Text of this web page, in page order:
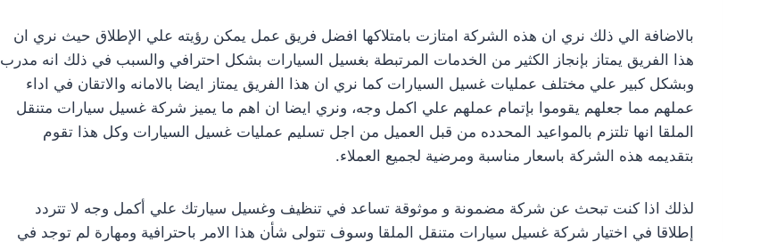
بالاضافة الي ذلك نري ان هذه الشركة امتازت بامتلاكها افضل فريق عمل يمكن رؤيته علي الإطلاق حيث نري ان
هذا الفريق يمتاز بإنجاز الكثير من الخدمات المرتبطة بغسيل السيارات بشكل احترافي والسبب في ذلك انه مدرب
وبشكل كبير علي مختلف عمليات غسيل السيارات كما نري ان هذا الفريق يمتاز ايضا بالامانه والاتقان في اداء
عملهم مما جعلهم يقوموا بإتمام عملهم علي اكمل وجه، ونري ايضا ان اهم ما يميز شركة غسيل سيارات متنقل
الملقا انها تلتزم بالمواعيد المحدده من قبل العميل من اجل تسليم عمليات غسيل السيارات وكل هذا تقوم
بتقديمه هذه الشركة باسعار مناسبة ومرضية لجميع العملاء.
لذلك اذا كنت تبحث عن شركة مضمونة و موثوقة تساعد في تنظيف وغسيل سيارتك علي أكمل وجه لا تتردد
إطلاقا في اختيار شركة غسيل سيارات متنقل الملقا وسوف تتولى شأن هذا الامر باحترافية ومهارة لم توجد في